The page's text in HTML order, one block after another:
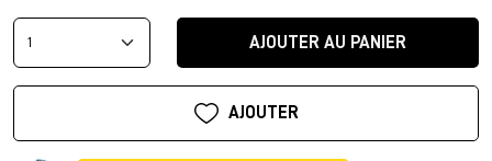
AJOUTER AU PANIER
AJOUTER